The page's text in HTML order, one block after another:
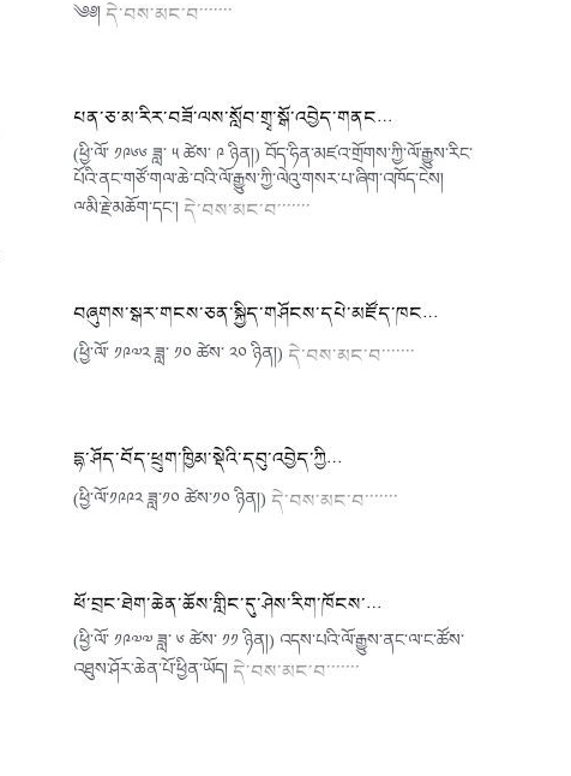
༄༅། དེ་བས་མང་བ་་་་་་་
པན་ཅ་མ་རིར་བཟོ་ལས་སློབ་གྲྭ་སྒོ་འབྱེད་གནང…
(ཕྱི་ལོ་ ༡༩༦༦ ཟླ་ ༥ ཚེས་ ༩ ཉིན།) བོད་ཧིན་མཛའ་གྲོགས་ཀྱི་ལོ་རྒྱུས་རིང་
པོའི་ནང་གཙོ་གལ་ཆེ་བའི་ལོ་རྒྱུས་ཀྱི་ལེའུ་གསར་པ་ཞིག་འཁོད་ངེས།
ྋམི་རྗེ་མཆོག་དང༌། དེ་བས་མང་བ་་་་་་་
བཞུགས་སྒར་གངས་ཅན་སྐྱིད་གཤོངས་དཔེ་མཛོད་ཁང…
(ཕྱི་ལོ་ ༡༩༧༢ ཟླ་ ༡༠ ཚེས་ ༢༠ ཉིན།) དེ་བས་མང་བ་་་་་་་
དྷ་ཤོད་བོད་ཕྲུག་ཁྱིམ་སྡེའི་དབུ་འབྱེད་ཀྱི…
(ཕྱི་ལོ་༡༩༩༢ ཟླ་༡༠ ཚེས་༡༠ ཉིན།) དེ་བས་མང་བ་་་་་་་
ཕོ་བྲང་ཐེག་ཆེན་ཆོས་གླིང་དུ་ཤེས་རིག་ཁོངས་…
(ཕྱི་ལོ་ ༡༩༧༧ ཟླ་ ༦ ཚེས་ ༡༡ ཉིན།) འདས་པའི་ལོ་རྒྱུས་ནང་ལ་ང་ཚོས་
འཐུས་ཤོར་ཆེན་པོ་ཕྱིན་ཡོད། དེ་བས་མང་བ་་་་་་་